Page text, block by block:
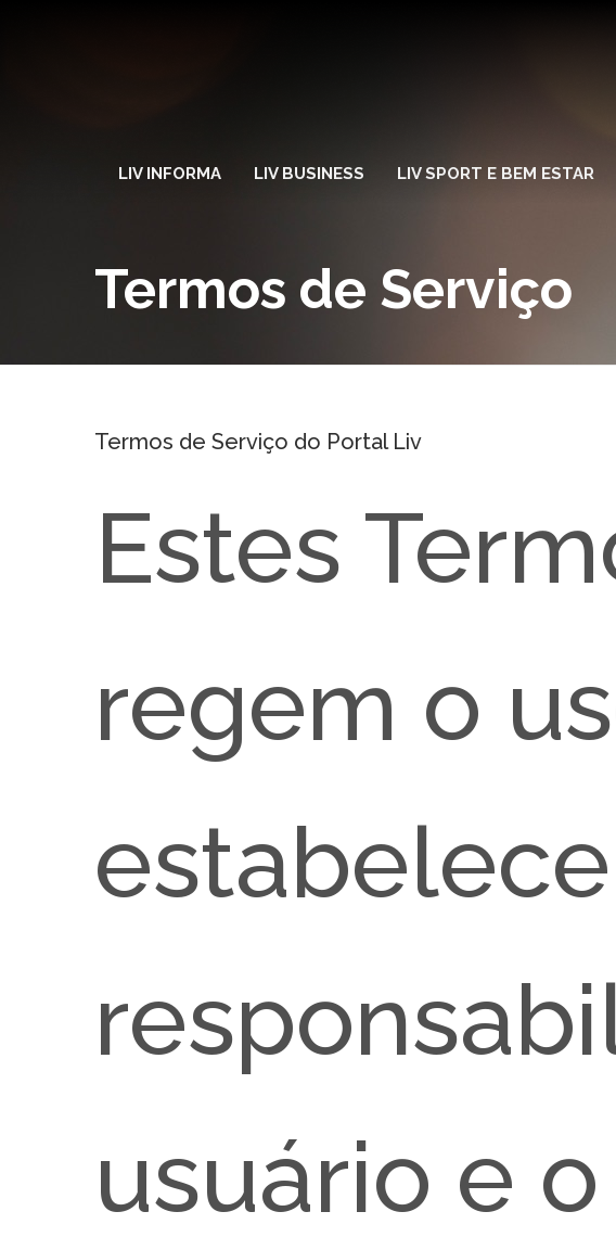
LIV INFORMA LIV BUSINESS LIV SPORT E BEM ESTAR
Termos de Serviço
Termos de Serviço do Portal Liv
Estes
regem o
usuário e